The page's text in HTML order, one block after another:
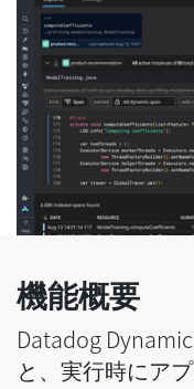
機能概要
Datadog
と、実行時にア